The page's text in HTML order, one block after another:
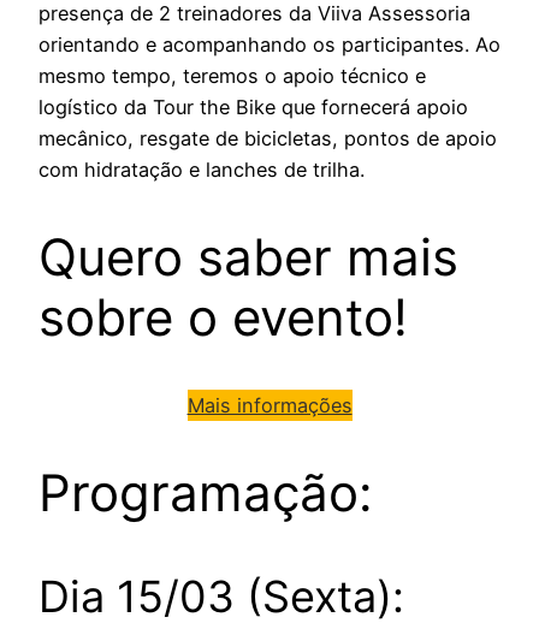
presença de 2 treinadores da Viiva Assessoria
orientando e acompanhando os participantes. Ao
mesmo tempo, teremos o apoio técnico e
logístico da Tour the Bike que fornecerá apoio
mecânico, resgate de bicicletas, pontos de apoio
com hidratação e lanches de trilha.
Quero saber mais
sobre o evento!
Mais informações
Programação:
Dia 15/03 (Sexta):